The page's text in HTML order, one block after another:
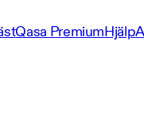
Qasa PremiumHjälp